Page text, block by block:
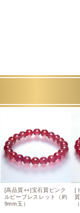
[高品質++]宝石質ピンク
ルビーブレスレット（約
9mm玉）
[